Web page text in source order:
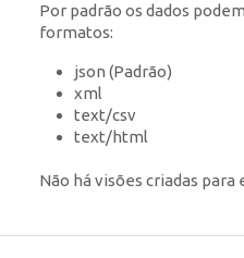
Por padrão os dados
formatos:
json (Padrão)
xml
text/csv
text/html
Não há visões criadas para